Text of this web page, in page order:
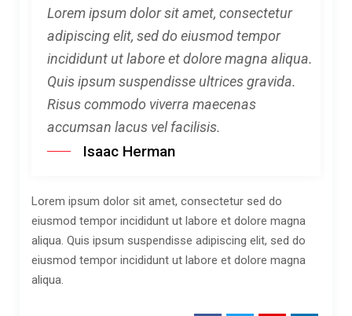
Lorem ipsum dolor sit amet, consectetur
adipiscing elit, sed do eiusmod tempor
incididunt ut labore et dolore magna aliqua.
Quis ipsum suspendisse ultrices gravida.
Risus commodo viverra maecenas
accumsan lacus vel facilisis.
Isaac Herman
Lorem ipsum dolor sit amet, consectetur sed do
eiusmod tempor incididunt ut labore et dolore magna
aliqua. Quis ipsum suspendisse adipiscing elit, sed do
eiusmod tempor incididunt ut labore et dolore magna
aliqua.